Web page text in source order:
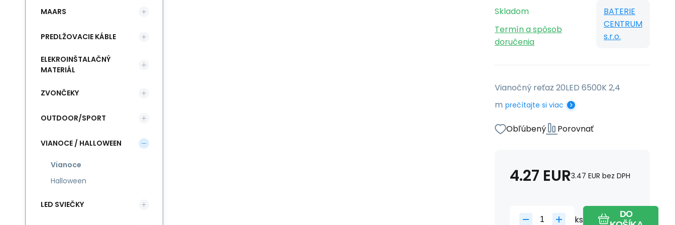
Skladom
Termín a spôsob
doručenia
BATERIE
CENTRUM
s.r.o.
Vianočný reťaz 20LED 6500K 2,4
m prečítajte si viac
Obľúbený Porovnať
4.27 EUR3.47 EUR bez DPH
ks
DO
MAARS
PREDLŽOVACIE KÁBLE
ELEKROINŠTALAČNÝ
MATERIÁL
ZVONČEKY
OUTDOOR/SPORT
VIANOCE / HALLOWEEN
Vianoce
Halloween
LED SVIEČKY